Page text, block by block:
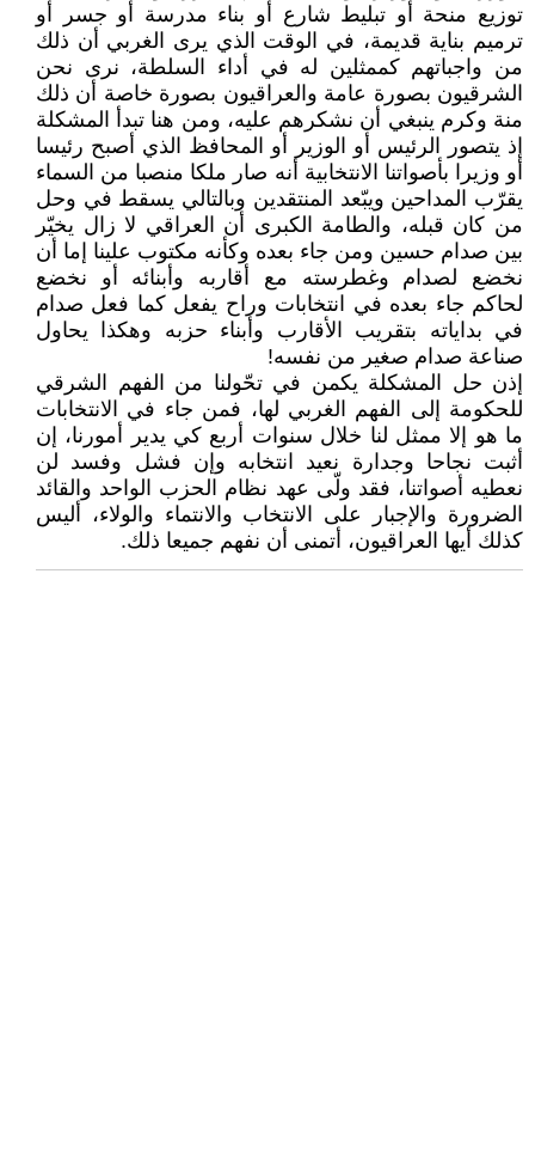
توزيع منحة أو تبليط شارع أو بناء مدرسة أو جسر أو
ترميم بناية قديمة، في الوقت الذي يرى الغربي أن ذلك
من واجباتهم كممثلين له في أداء السلطة، نرى نحن
الشرقيون بصورة عامة والعراقيون بصورة خاصة أن ذلك
منة وكرم ينبغي أن نشكرهم عليه، ومن هنا تبدأ المشكلة
إذ يتصور الرئيس أو الوزير أو المحافظ الذي أصبح رئيسا
أو وزيرا بأصواتنا الانتخابية أنه صار ملكا منصبا من السماء
يقرّب المداحين ويبّعد المنتقدين وبالتالي يسقط في وحل
من كان قبله، والطامة الكبرى أن العراقي لا زال يخيّر
بين صدام حسين ومن جاء بعده وكأنه مكتوب علينا إما أن
نخضع لصدام وغطرسته مع أقاربه وأبنائه أو نخضع
لحاكم جاء بعده في انتخابات وراح يفعل كما فعل صدام
في بداياته بتقريب الأقارب وأبناء حزبه وهكذا يحاول
صناعة صدام صغير من نفسه!
إذن حل المشكلة يكمن في تحّولنا من الفهم الشرقي
للحكومة إلى الفهم الغربي لها، فمن جاء في الانتخابات
ما هو إلا ممثل لنا خلال سنوات أربع كي يدير أمورنا، إن
أثبت نجاحا وجدارة نعيد انتخابه وإن فشل وفسد لن
نعطيه أصواتنا، فقد ولّى عهد نظام الحزب الواحد والقائد
الضرورة والإجبار على الانتخاب والانتماء والولاء، أليس
كذلك أيها العراقيون، أتمنى أن نفهم جميعا ذلك.